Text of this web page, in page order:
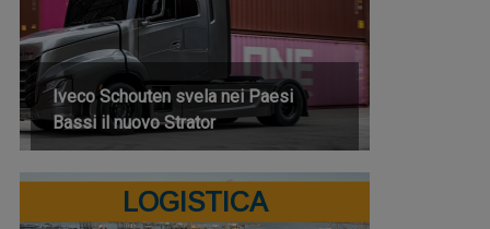
Iveco Schouten svela nei Paesi
Bassi il nuovo Strator
LOGISTICA